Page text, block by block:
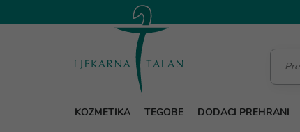
KOZMETIKA TEGOBE DODACI PREHRANI